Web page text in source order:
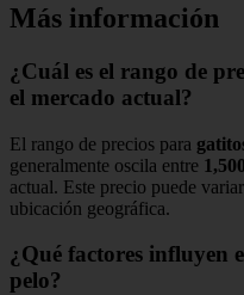
Más información
¿Cuál es el rango de
el mercado actual?
El rango de precios para
generalmente oscila entre
actual. Este precio puede
ubicación geográfica.
¿Qué factores influyen
pelo?